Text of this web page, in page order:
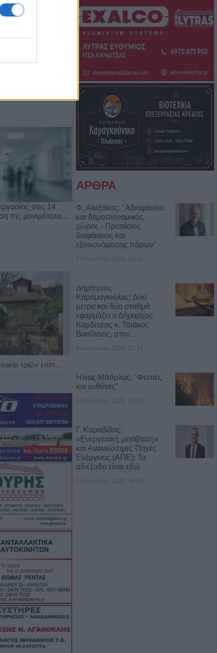
στις 14
της μονιμότητα…
Πωλείται μονοκατοικία τριών επιπέδων στο καταπράσινο Πευκόφυτο Καρδίτσας
ΑΡΘΡΑ
Φ. Αλεξάκος: "Αδιαφάνεια
και δημοσιονομικός
χώρος - Προτάσεις
διαφάνειας και
εξοικονόμησης πόρων"
7 Αυγούστου 2026, 12:29
Δημήτριος
Καραμαγκιόλας: Δύο
μέτρα και δύο σταθμά
εφαρμόζει ο Δήμαρχος
Καρδίτσας κ. Τσιάκος
Βασίλειος, στην…
4 Αυγούστου 2026, 20:34
Ηλίας Μπόρλας: "Φωτιές
και ευθύνες"
3 Αυγούστου 2026, 10:02
Γ. Καραβίδας:
«Ενεργειακή μετάβαση»
και Ανανεώσιμες Πηγές
Ενέργειας (ΑΠΕ): Τα
αδιέξοδα είναι εδώ
2 Αυγούστου 2026, 08:54